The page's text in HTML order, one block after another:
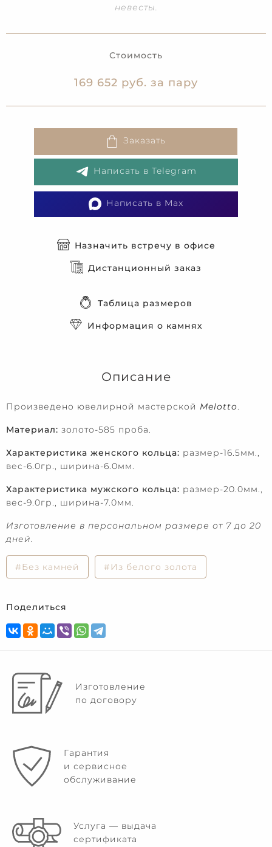
невесты.
Стоимость
169 652 руб. за пару
Заказать
Написать в Telegram
Написать в Max
Назначить встречу в офисе
Дистанционный заказ
Таблица размеров
Информация о камнях
Описание
Произведено ювелирной мастерской Melotto.
Материал: золото-585 проба.
Характеристика женского кольца: размер-16.5мм.,
вес-6.0гр., ширина-6.0мм.
Характеристика мужского кольца: размер-20.0мм.,
вес-9.0гр., ширина-7.0мм.
Изготовление в персональном размере от 7 до 20
дней.
#Без камней #Из белого золота
Поделиться
Изготовление
по договору
Гарантия
и сервисное
обслуживание
Услуга — выдача
сертификата